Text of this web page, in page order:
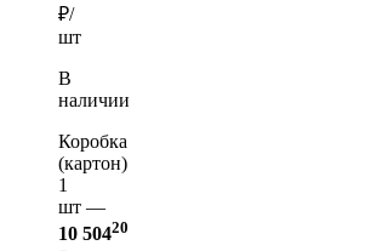
₽/
шт
В
наличии
Коробка
(картон)
1
шт —
10 50420